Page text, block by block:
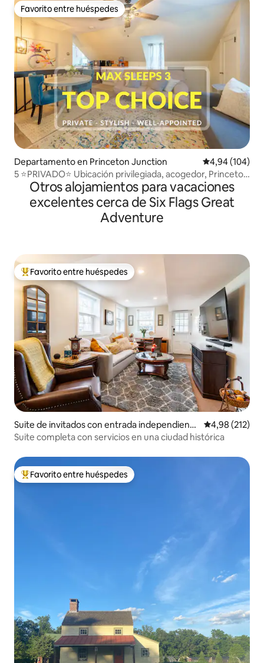
Favorito entre huéspedes
Favorito entre huéspedes
Departamento en Princeton Junction Calificación
4,94 (104)
5 ⭐️PRIVADO⭐️ Ubicación privilegiada, acogedor, Princeton
Loft Apt
Otros alojamientos para vacaciones
excelentes cerca de Six Flags Great
Adventure
Favorito entre los huéspedes más destacados
Favorito entre huéspedes
Suite de invitados con entrada independiente
en Mount Holly
Calificación
4,98 (212)
Suite completa con servicios en una ciudad histórica
Favorito entre los huéspedes más destacados
Favorito entre huéspedes